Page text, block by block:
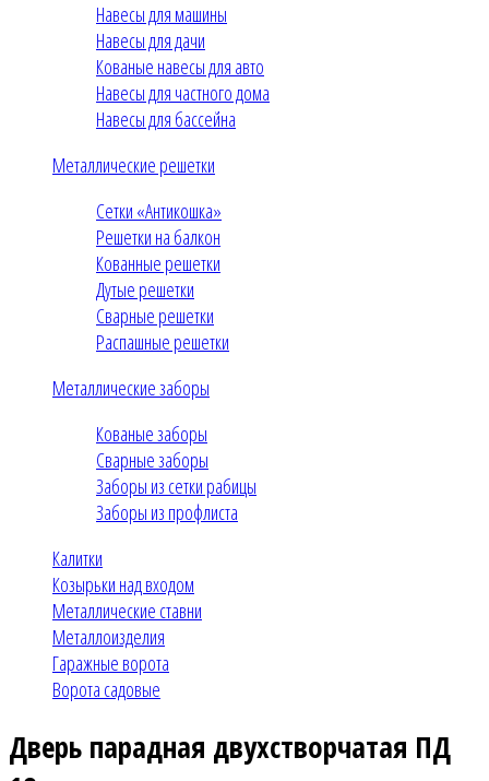
Навесы для машины
Навесы для дачи
Кованые навесы для авто
Навесы для частного дома
Навесы для бассейна
Металлические решетки
Сетки «Антикошка»
Решетки на балкон
Кованные решетки
Дутые решетки
Сварные решетки
Распашные решетки
Металлические заборы
Кованые заборы
Сварные заборы
Заборы из сетки рабицы
Заборы из профлиста
Калитки
Козырьки над входом
Металлические ставни
Металлоизделия
Гаражные ворота
Ворота садовые
Дверь парадная двухстворчатая ПД